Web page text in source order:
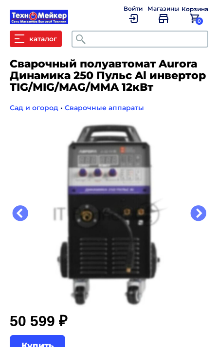
каталог Поиск
Войти Магазины Корзина
0
Сварочный полуавтомат Aurora
Динамика 250 Пульс Al инвертор
TIG/МIG/МAG/MMA 12кВт
Сад и огород • Сварочные аппараты
50 599 ₽